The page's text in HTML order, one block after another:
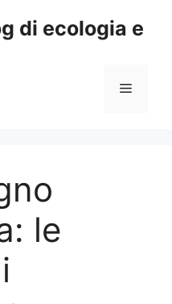
di ecologia e
Menu
le